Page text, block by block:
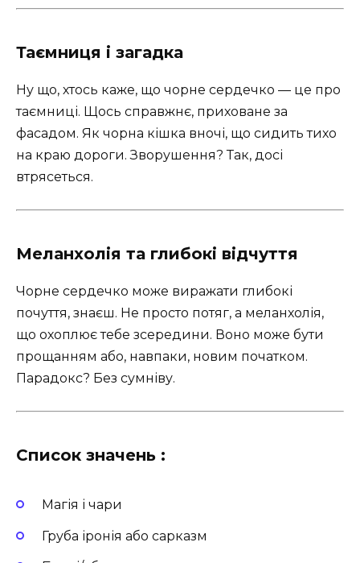
Таємниця і загадка
Ну що, хтось каже, що чорне сердечко — це про
таємниці. Щось справжнє, приховане за
фасадом. Як чорна кішка вночі, що сидить тихо
на краю дороги. Зворушення? Так, досі
втрясеться.
Меланхолія та глибокі відчуття
Чорне сердечко може виражати глибокі
почуття, знаєш. Не просто потяг, а меланхолія,
що охоплює тебе зсередини. Воно може бути
прощанням або, навпаки, новим початком.
Парадокс? Без сумніву.
Список значень :
Магія і чари
Груба іронія або сарказм